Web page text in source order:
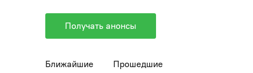
Получать анонсы
Ближайшие Прошедшие